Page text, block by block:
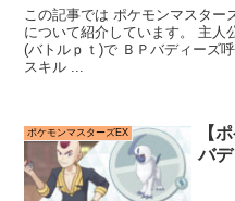
この記事では ポケモンマスター
について紹介しています。 主人
(バトルｐｔ)で ＢＰバディーズ
スキル ...
ポケモンマスターズEX
【
バ